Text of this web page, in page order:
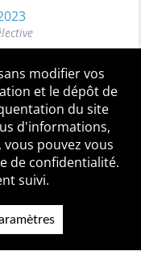
Accessibilité
Contact
modifier vos
et le dépôt de
du site
d'informations,
pouvez vous
de confidentialité.
suivi.